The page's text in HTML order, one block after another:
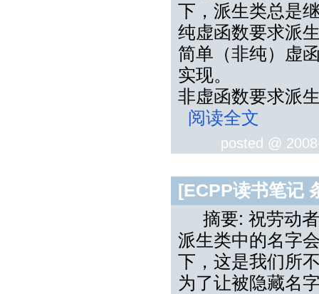
下，派生类总是
纯虚函数要求派
简单（非纯）虚
实现。
非虚函数要求派
阅读全文
posted @
[ECPP读书笔记
摘要: 祝劳动者
派生类中的名字
下，这是我们所
为了让被隐藏名